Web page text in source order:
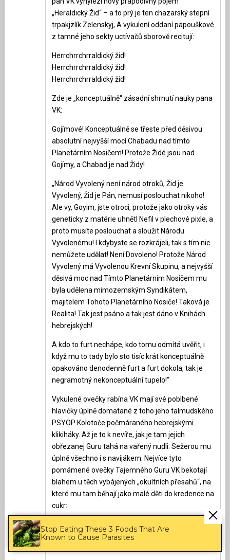
„Heraldický Žid“ – a to prý je ten chazarský stepní
trpakjzlík Zelenskyj, A vykulení oddaní papouškové
z tamné jeho sekty uctívačů sborově recitují:
Herrchrrchrraldický žid!
Herrchrrchrraldický žid!
Herrchrrchrraldický žid!
Zde je „konceptuálně“ zásadní shrnutí nauky pana
VK:
Gojímové! Konceptuálně se třeste před děsivou
absolutní nejvyšší mocí Chabadu nad tímto
Planetárním Nosičem! Protože Židé jsou nad
Gojímy, a Chabad je nad Židy!
„Národ Vyvolený není národ otroků, Žid je
Vyvolený, Žid je Pán, nemusí poslouchat nikoho!
Ale vy, Goyim, jste otroci, protože jako otroky vás
geneticky z matérie uhnětl Nefil v plechové pixle, a
proto musíte poslouchat a sloužit Národu
Vyvolenému! I kdybyste se rozkrájeli, tak s tím nic
nemůžete udělat! Není Dovoleno! Protože Národ
Vyvolený má Vyvolenou Krevní Skupinu, a nejvyšší
děsivá moc nad Tímto Planetárním Nosičem mu
byla udělena mimozemským Syndikátem,
majitelem Tohoto Planetárního Nosiče! Taková je
Realita! Tak jest psáno a tak jest dáno v Knihách
hebrejských!
A kdo to furt nechápe, kdo tomu odmítá uvěřit, i
když mu to tady bylo sto tisíc krát konceptuálně
opakováno denodenně furt a furt dokola, tak je
negramotný nekonceptuální tupelo!“
Vykulené ovečky rabína VK mají své poblbené
hlavičky úplně domatané z toho jeho talmudského
PSYOP Kolotoče počmáraného hebrejskými
klikiháky. Až je to k nevíře, jak je tam jejich
obřezanej Guru tahá na vařený nudli. Sežerou mu
úplně všechno i s navijákem. Nejvíce tyto
pomámené ovečky Tajemného Guru VK bekotají
blahem u těch vybájených „okultních přesahů“, na
které mu tam běhají jako malé děti do kredence na
cukr:
„Všechno, co nás učí náš pan VK, je Pravda Jediná
Zjevená. Bez našeho Vševěda a Světlonoše
Stop Eating These 3 Foods That Are
Known to Cause Parasites